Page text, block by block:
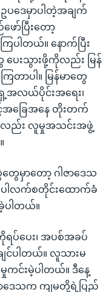
ဥပဒေမှာပါတဲ့အချက်
ာ်ပြီးတော့
ပါတယ်။ နောက်ပြီး
ေးသွားဖို့ကိုလည်း မြန်
တာပါ။ မြန်မာတွေ
အလယ်ပိုင်းအရေး၊
အခြေအနေ တိုးတက်
လည်း လူမှုအသင်းအဖွဲ့
ေမှာတော့ ဂါဇာဒေသ
ါလက်စတိုင်းထောက်ခံ
ပါတယ်။
ပ်ပေး၊ အပစ်အခပ်
င်ပါတယ်။ လူသားမ
ကင်းမဲ့ပါတယ်။ ဒီနေ့
ဒေသက ကျမတို့ရဲ့ပြည်